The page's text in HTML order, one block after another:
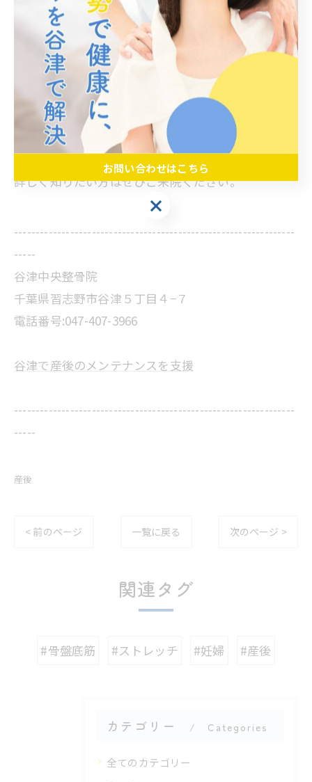
難しいので両手をお腹に当ててもOKです。
⑤呼吸を止めずに15秒キープする
⑥これを2セット行う
骨盤底筋群は出産時に傷つき筋力が低下する為、産
後ママさんは必見です！
詳しく知りたい方はぜひご来院ください。
-----------------------------------------------------------------
-----
谷津中央整骨院
千葉県習志野市谷津５丁目４−７
電話番号:047-407-3966
谷津で産後のメンテナンスを支援
-----------------------------------------------------------------
-----
産後
< 前のページ 一覧に戻る 次のページ >
関連タグ
#骨盤底筋 #ストレッチ #妊婦 #産後
カテゴリー Categories
全てのカテゴリー
お問い合わせはこちら
お問い合わせはこちら